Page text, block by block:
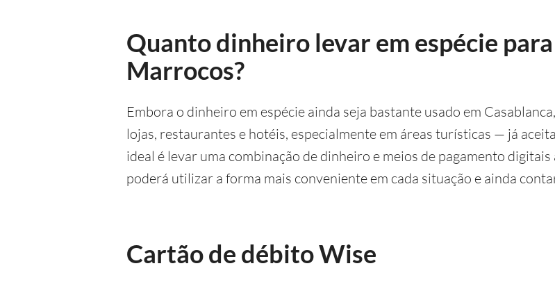
Quanto dinheiro levar em espécie
Marrocos?
Embora o dinheiro em espécie ainda seja bastante usado em
lojas, restaurantes e hotéis, especialmente em áreas turísticas — já
ideal é levar uma combinação de dinheiro e meios de pagamento
poderá utilizar a forma mais conveniente em cada situação e ainda
Cartão de débito Wise